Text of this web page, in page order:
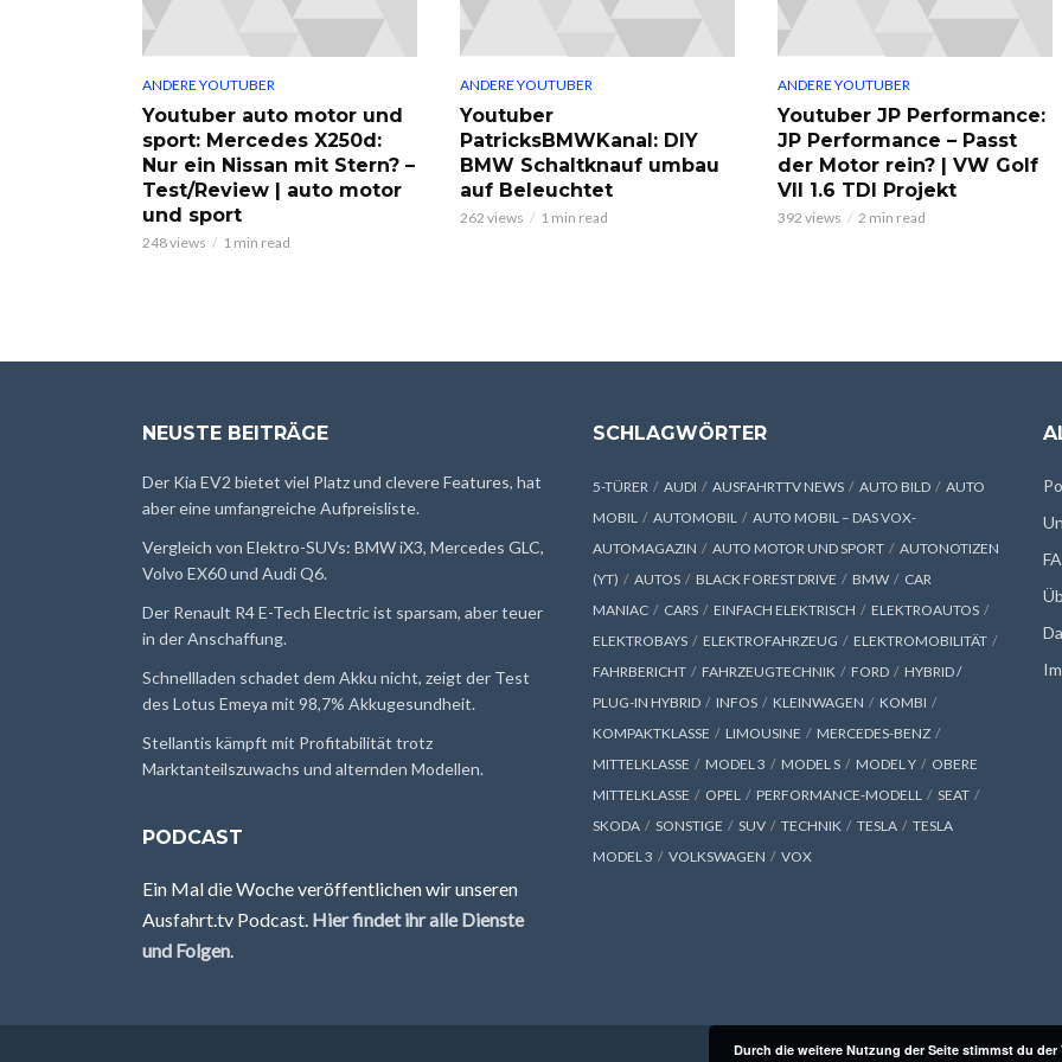
ANDERE YOUTUBER
Youtuber auto motor und
sport: Mercedes X250d:
Nur ein Nissan mit Stern? –
Test/Review | auto motor
und sport
248 views 1 min read
ANDERE YOUTUBER
Youtuber
PatricksBMWKanal: DIY
BMW Schaltknauf umbau
auf Beleuchtet
262 views 1 min read
ANDERE YOUTUBER
Youtuber JP Performance:
JP Performance – Passt
der Motor rein? | VW Golf
VII 1.6 TDI Projekt
392 views 2 min read
NEUSTE BEITRÄGE
Der Kia EV2 bietet viel Platz und clevere Features, hat
aber eine umfangreiche Aufpreisliste.
Vergleich von Elektro-SUVs: BMW iX3, Mercedes GLC,
Volvo EX60 und Audi Q6.
Der Renault R4 E-Tech Electric ist sparsam, aber teuer
in der Anschaffung.
Schnellladen schadet dem Akku nicht, zeigt der Test
des Lotus Emeya mit 98,7% Akkugesundheit.
Stellantis kämpft mit Profitabilität trotz
Marktanteilszuwachs und alternden Modellen.
PODCAST
Ein Mal die Woche veröffentlichen wir unseren
Ausfahrt.tv Podcast. Hier findet ihr alle Dienste
und Folgen
SCHLAGWÖRTER
5-TÜRER AUDI AUSFAHRTTV NEWS AUTO BILD
AUTO
MOBIL
AUTOMOBIL
AUTO MOBIL – DAS VOX-
AUTOMAGAZIN
AUTO MOTOR UND SPORT
AUTONOTIZEN
(YT)
AUTOS BLACK FOREST DRIVE BMW
CAR
MANIAC
CARS EINFACH ELEKTRISCH
ELEKTROAUTOS
ELEKTROBAYS
ELEKTROFAHRZEUG
ELEKTROMOBILITÄT
FAHRBERICHT
FAHRZEUGTECHNIK FORD
HYBRID /
PLUG-IN HYBRID
INFOS KLEINWAGEN
KOMBI
KOMPAKTKLASSE
LIMOUSINE
MERCEDES-BENZ
MITTELKLASSE
MODEL 3 MODEL S MODEL Y
OBERE
MITTELKLASSE
OPEL PERFORMANCE-MODELL
SEAT
SKODA
SONSTIGE SUV TECHNIK TESLA
TESLA
MODEL 3
VOLKSWAGEN VOX
Durch die weitere Nutzung der Seite stimmst du